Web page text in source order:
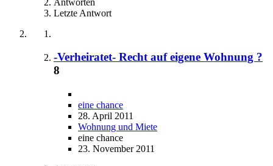
Letzte Antwort
-Verheiratet- Recht auf eigene Wohnung ?
8
eine chance
28. April 2011
Wohnung und Miete
eine chance
23. November 2011